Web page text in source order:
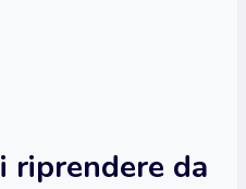
riprendere da